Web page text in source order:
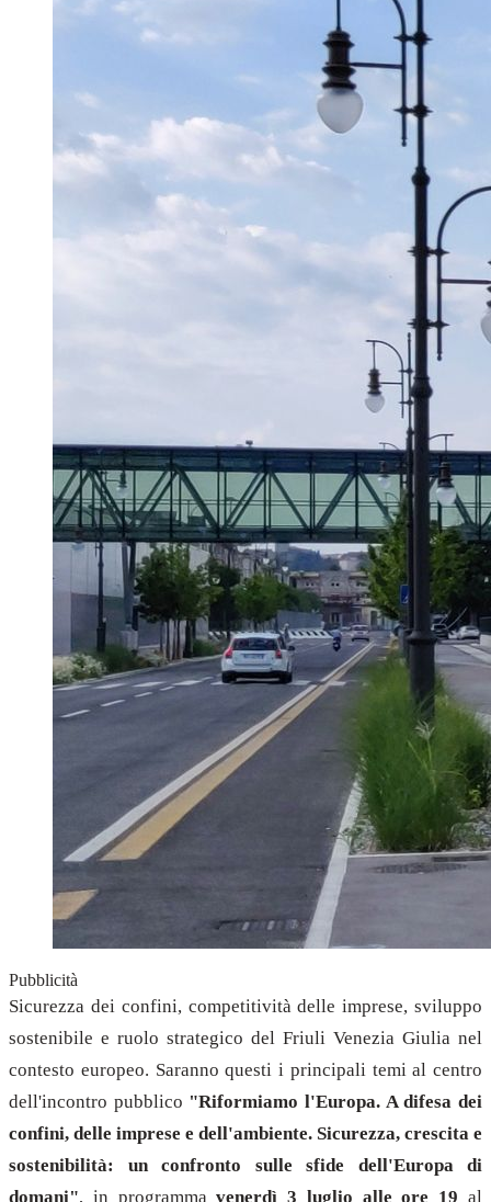
Pubblicità
Sicurezza dei confini, competitività delle imprese, sviluppo
sostenibile e ruolo strategico del Friuli Venezia Giulia nel
contesto europeo. Saranno questi i principali temi al centro
dell'incontro pubblico "Riformiamo l'Europa. A difesa dei
confini, delle imprese e dell'ambiente. Sicurezza, crescita e
sostenibilità: un confronto sulle sfide dell'Europa di
domani", in programmavenerdì 3 luglio alle ore 19 al